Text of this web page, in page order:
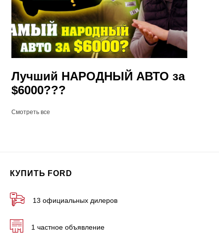
Лучший НАРОДНЫЙ АВТО за
$6000???
Смотреть все
КУПИТЬ FORD
13 официальных дилеров
1 частное объявление